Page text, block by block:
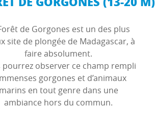
de Gorgones est un des plus
site de plongée de Madagascar, à
faire absolument.
pourrez observer ce champ rempli
gorgones et d’animaux
marins en tout genre dans une
ambiance hors du commun.